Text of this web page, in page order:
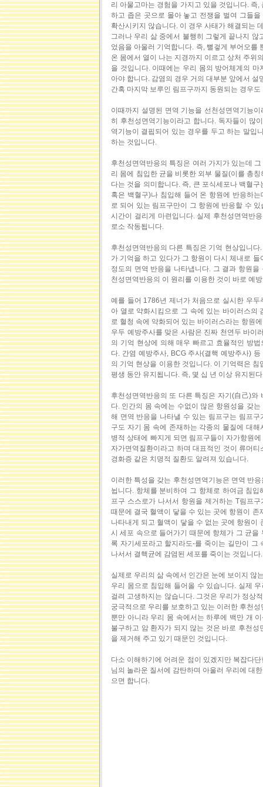
리 아물고마는 경험을 가지고 있을 것입니다. 즉
하고 좁은 곳으로 몰아 놓고 전쟁을 벌여 그들
확산시키지 않습니다. 이 경우 사태가 해결되는
그러나 우리 삶 중에서 불행히 그렇게 끝나지
었음을 아울러 기억합니다. 즉, 뻘겋게 부어오를
온 몸에서 열이 나는 지경까지 이르고 상처 주위
을 것입니다. 이때에는 우리 몸의 방어체계의
아야 합니다. 감염의 경우 거의 대부분 앞에서
간혹 마지막 보루인 림프구까지 동원되는 경우
이때까지 설명된 면역 기능을 선천성면역기능
히 후천성면역기능이라고 합니다. 독자들이 많
역기능이 결핍되어 있는 경우를 두고 하는 말입
하는 것입니다.
후천성면역반응의 특징은 여러 가지가 있는데
리 몸에 침입한 균을 비롯한 외부 물질(이를 총
다는 것을 의미합니다. 즉, 큰 포식세포나 백혈
혹은 백혈구)나 침입해 들어 온 항원에 반응하
로 되어 있는 림프구만이 그 항원에 반응할 수
시간이 걸리게 마련입니다. 실제 후천성면역반
로소 작동됩니다.
후천성면역반응의 다른 특징은 기억 현상입니
가 기억을 하고 있다가 그 항원이 다시 체내로
정도의 면역 반응을 나타냅니다. 그 결과 항원
천성면역반응의 이 원리를 이용한 것이 바로 예
예를 들어 1786년 제너가 처음으로 실시한 우
아 열로 약화시킴으로 그 속에 있는 바이러스의
로 혈청 속에 약화되어 있는 바이러스라는 항원
우두 예방주사를 맞은 사람은 진짜 천연두 바이
의 기억 현상에 의해 매우 빠르고 효율적인 방
다. 간염 예방주사, BCG 주사(결핵 예방주사)
의 기억 현상을 이용한 것입니다. 이 기억력은
평생 동안 유지됩니다. 즉, 몇 십 년 이상 유지된
후천성면역반응의 또 다른 특징은 자기(自己)
다. 인간의 몸 속에는 수없이 많은 항원성을 갖
해 면역 반응을 나타낼 수 있는 림프구는 림프
구도 자기 몸 속에 존재하는 각종의 물질에 대
병적 상태에 빠지게 되면 림프구들이 자가항원
자가면역질환이라고 하며 대표적인 것이 류머
경화증 같은 치명적 질환도 알려져 있습니다.
이러한 특성을 갖는 후천성면역기능은 면역 반
뉩니다. 항체를 분비하여 그 항체로 하여금 침
프구 스스로가 나서서 항원을 제거하는 T림프
때문에 결국 혈액이 닿을 수 있는 곳에 항원이
나타내게 되고 혈액이 닿을 수 없는 곳에 항원이
시 세포 속으로 들어가기 때문에 항체가 그 균
록 자기세포라고 할지라도-를 죽이는 길만이
나서서 결핵균에 감염된 세포를 죽이는 것입니다.
실제로 우리의 삶 속에서 인간은 눈에 보이지 않
우리 몸으로 침입해 들어올 수 있습니다. 실제
걸려 고생하지는 않습니다. 그것은 우리가 정상
궁극적으로 우리를 보호하고 있는 이러한 후천
뿐만 아니라 우리 몸 속에서는 하루에 백만 개
불구하고 암 환자가 되지 않는 것은 바로 후천
을 제거해 주고 있기 때문인 것입니다.
다소 이해하기에 어려운 점이 있겠지만 복잡다
님의 놀라운 질서에 감탄하며 아울러 우리에 대
으면 합니다.